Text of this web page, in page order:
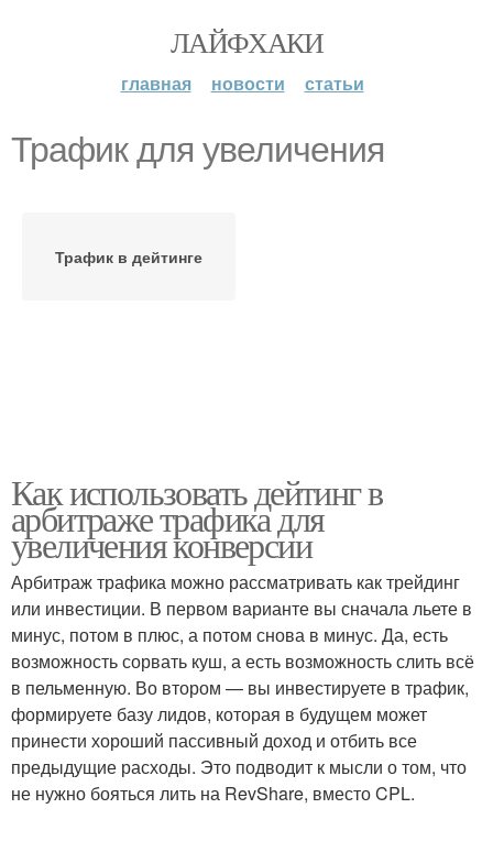
ЛАЙФХАКИ
главная новости статьи
Трафик для увеличения
Трафик в дейтинге
Как использовать дейтинг в
арбитраже трафика для
увеличения конверсии
Арбитраж трафика можно рассматривать как трейдинг
или инвестиции. В первом варианте вы сначала льете в
минус, потом в плюс, а потом снова в минус. Да, есть
возможность сорвать куш, а есть возможность слить всё
в пельменную. Во втором — вы инвестируете в трафик,
формируете базу лидов, которая в будущем может
принести хороший пассивный доход и отбить все
предыдущие расходы. Это подводит к мысли о том, что
не нужно бояться лить на RevShare, вместо CPL.